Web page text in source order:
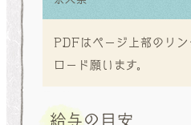
PDFはページ上部のリ
ロード願います。
給与の目安